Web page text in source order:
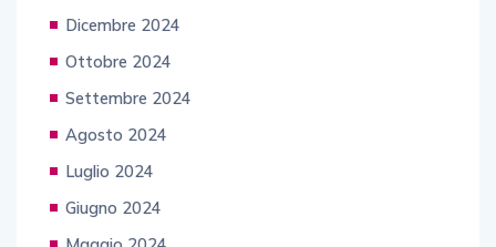
Dicembre 2024
Ottobre 2024
Settembre 2024
Agosto 2024
Luglio 2024
Giugno 2024